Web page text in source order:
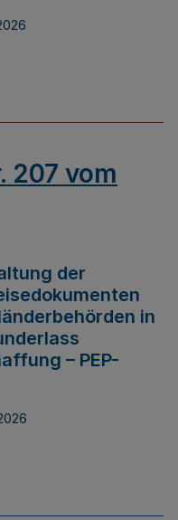
207 vom
der
in
– PEP-